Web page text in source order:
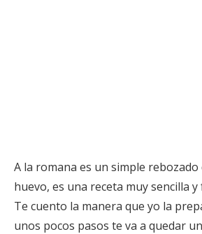
A la romana es un simple
huevo, es una receta muy sencilla
Te cuento la manera que yo la
unos pocos pasos te va a quedar